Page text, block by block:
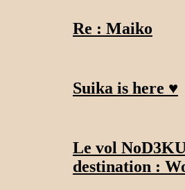
Re : Maiko
Suika is here ♥
Le vol
destination :